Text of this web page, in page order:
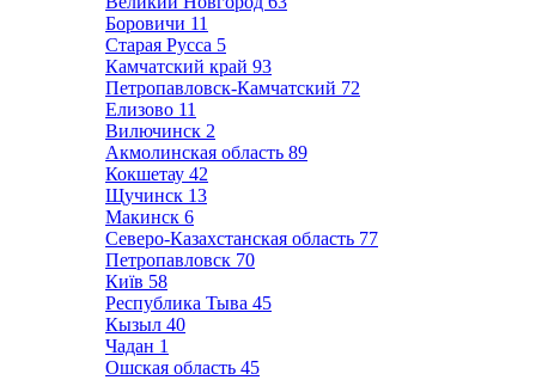
Боровичи 11
Старая Русса 5
Камчатский край 93
Петропавловск-Камчатский 72
Елизово 11
Вилючинск 2
Акмолинская область 89
Кокшетау 42
Щучинск 13
Макинск 6
Северо-Казахстанская область 77
Петропавловск 70
Київ 58
Республика Тыва 45
Кызыл 40
Чадан 1
Ошская область 45